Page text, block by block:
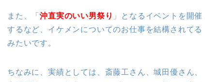
また、「沖直実のいい男祭り 」となるイベントを開催
するなど、イケメンについてのお仕事を結構されてる
みたいです。
ちなみに、実績としては、斎藤工さん、城田優さん、